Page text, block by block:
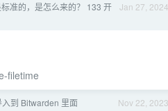
Jan 27, 2024
准的，是怎么来的？ 133 开
filetime
Nov 22, 2023
到 Bitwarden 里面